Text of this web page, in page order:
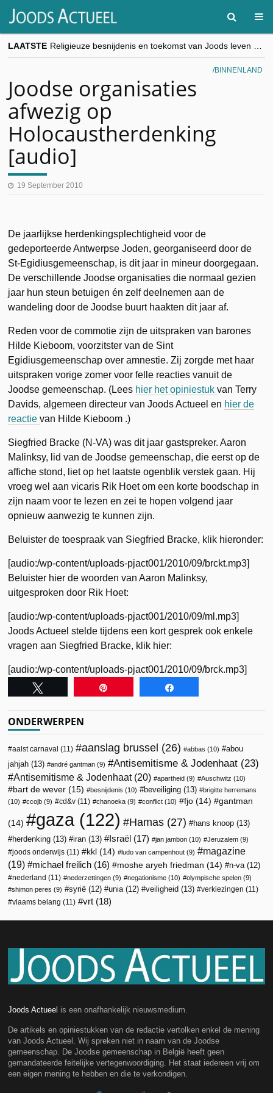
LAATSTE
“Besnijdenisdebat toont hoe moeilijk seculiere Westen minderheden begrijpt”, Jinnih Beels (Vooruit)
CITYTRIP | ROEMENIË – Boekarest: de verrassing van Oost-Europa
BINNENLAND
Joodse organisaties
afwezig op
Holocaustherdenking
[audio]
19 September 2010
De jaarlijkse herdenkingsplechtigheid voor de
gedeporteerde Antwerpse Joden, georganiseerd door de
St-Egidiusgemeenschap, is dit jaar in mineur doorgegaan.
De verschillende Joodse organisaties die normaal gezien
jaar hun steun betuigen én zelf deelnemen aan de
wandeling door de Joodse buurt haakten dit jaar af.
Reden voor de commotie zijn de uitspraken van barones
Hilde Kieboom, voorzitster van de Sint
Egidiusgemeenschap over amnestie. Zij zorgde met haar
uitspraken vorige zomer voor felle reacties vanuit de
Joodse gemeenschap. (Lees hier het opiniestukvan Terry
Davids, algemeen directeur van Joods Actueel en hier de
reactievan Hilde Kieboom .)
Siegfried Bracke (N-VA) was dit jaar gastspreker. Aaron
Malinksy, lid van de Joodse gemeenschap, die eerst op de
affiche stond, liet op het laatste ogenblik verstek gaan. Hij
vroeg wel aan vicaris Rik Hoet om een korte boodschap in
zijn naam voor te lezen en zei te hopen volgend jaar
opnieuw aanwezig te kunnen zijn.
Beluister de toespraak van Siegfried Bracke, klik hieronder:
[audio:/wp-content/uploads-pjact001/2010/09/brckt.mp3]
Beluister hier de woorden van Aaron Malinksy,
uitgesproken door Rik Hoet:
[audio:/wp-content/uploads-pjact001/2010/09/ml.mp3]
Joods Actueel stelde tijdens een kort gesprek ook enkele
vragen aan Siegfried Bracke, klik hier:
[audio:/wp-content/uploads-pjact001/2010/09/brck.mp3]
ONDERWERPEN
aalst carnaval (11) aanslag brussel (26) abbas (10)
abou
jahjah (13) andré gantman (9) Antisemitisme & Jodenhaat (23)
Antisemitisme & Jodenhaat(20) apartheid (9) Auschwitz (10)
bart de wever (15) besnijdenis (10) beveiliging (13)
brigitte herremans
(10)
ccojb (9) cd&v (11) chanoeka (9) conflict (10) fjo (14) gantman
(14) gaza (122) Hamas (27) hans knoop (13)
herdenking (13) iran (13) Israël (17) jan jambon (10) Jeruzalem (9)
joods onderwijs (11) kkl (14) ludo van campenhout (9)
magazine
(19)
michael freilich (16) moshe aryeh friedman (14) n-va (12)
nederland (11) nederzettingen (9) negationisme (10) olympische spelen (9)
shimon peres (9) syrië (12) unia (12) veiligheid (13) verkiezingen (11)
vlaams belang (11) vrt (18)
Joods Actueel is een onafhankelijk nieuwsmedium.
De artikels en opiniestukken van de redactie vertolken enkel de mening
van Joods Actueel. Wij spreken niet in naam van de Joodse
gemeenschap. De Joodse gemeenschap in België heeft geen
gemandateerde feitelijke vertegenwoordiging. Het staat iedereen vrij om
een eigen mening te hebben en die te verkondigen.